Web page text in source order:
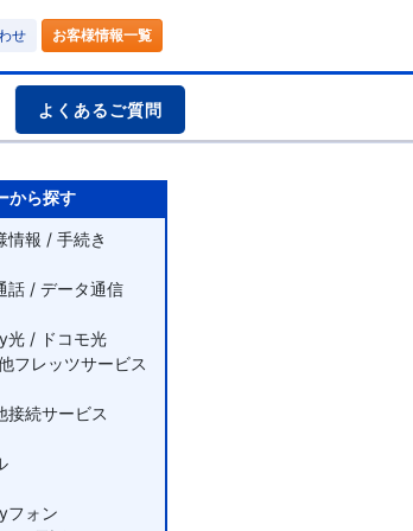
せ お客様情報一覧
よくあるご質問
から探す
情報 / 手続き
話 / データ通信
光 / ドコモ光
フレッツサービス
接続サービス
フォン